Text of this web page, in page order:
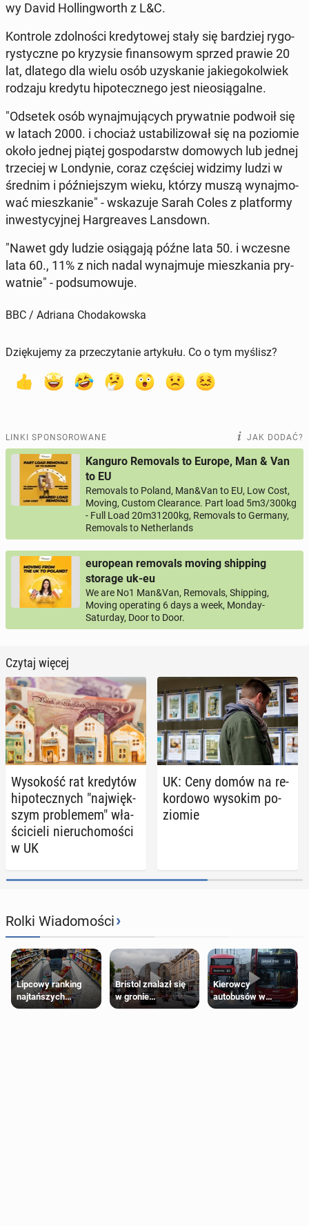
wy David Hol­lin­gworth z L&C.
Kon­tro­le zdol­no­ści kre­dy­to­wej stały się bar­dziej ry­go­
ry­stycz­ne po kry­zy­sie fi­nan­so­wym sprzed prawie 20
lat, dlatego dla wielu osób ​​u­zy­ska­nie ja­kie­go­kol­wiek
rodzaju kredytu hi­po­tecz­ne­go jest nie­osią­gal­ne.
"Odsetek osób wy­naj­mu­ją­cych pry­wat­nie podwoił się
w latach 2000. i chociaż usta­bi­li­zo­wał się na po­zio­mie
około jednej piątej go­spo­darstw do­mo­wych lub jednej
trze­ciej w Lon­dy­nie, coraz czę­ściej widzimy ludzi w
średnim i póź­niej­szym wieku, którzy muszą wy­naj­mo­
wać miesz­ka­nie" - wska­zu­je Sarah Coles z plat­for­my
in­we­sty­cyj­nej Har­gre­aves Lans­down.
"Nawet gdy ludzie osią­ga­ją późne lata 50. i wczesne
lata 60., 11% z nich nadal wy­naj­mu­je miesz­ka­nia pry­
wat­nie" - pod­su­mo­wu­je.
BBC / Adriana Chodakowska
Dziękujemy za przeczytanie artykułu. Co o tym myślisz?
LINKI SPONSOROWANE JAK DODAĆ?
Kanguro Removals to Europe, Man & Van
to EU
Removals to Poland, Man&Van to EU, Low Cost,
Moving, Custom Clearance. Part load 5m3/300kg
- Full Load 20m31200kg, Removals to Germany,
Removals to Netherlands
european removals moving shipping
storage uk-eu
We are No1 Man&Van, Removals, Shipping,
Moving operating 6 days a week, Monday-
Saturday, Door to Door.
Czytaj więcej
Wy­so­kość rat kre­dy­tów
hi­po­tecz­nych "naj­więk­
szym pro­ble­mem" wła­
ści­cie­li nie­ru­cho­mo­ści
w UK
UK: Ceny domów na re­
kor­do­wo wysokim po­
zio­mie
Rolki Wiadomości›
Lipcowy ranking
najtańszych
supermarketów
Bristol znalazł się
w gronie
najlepszych
Kierowcy
autobusów w
Londynie